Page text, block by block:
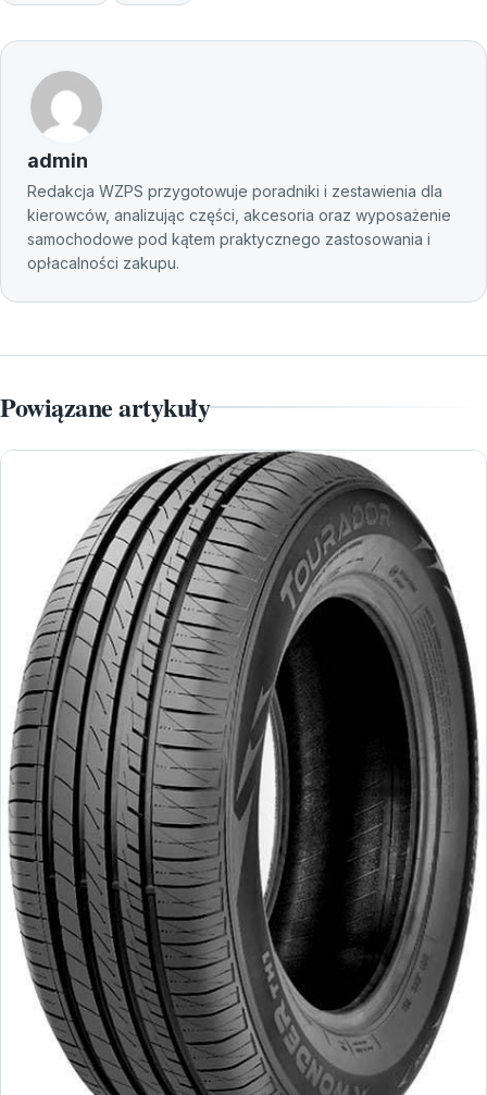
admin
Redakcja WZPS przygotowuje poradniki i zestawienia dla
kierowców, analizując części, akcesoria oraz wyposażenie
samochodowe pod kątem praktycznego zastosowania i
opłacalności zakupu.
Powiązane artykuły